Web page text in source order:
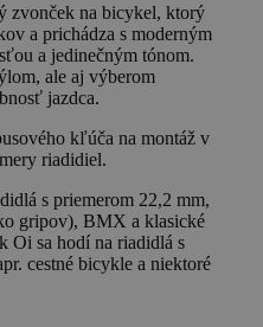
zvonček na bicykel, ktorý
a prichádza s moderným
a jedinečným tónom.
ale aj výberom
jazdca.
kľúča na montáž v
riadidiel.
s priemerom 22,2 mm,
gripov), BMX a klasické
Oi sa hodí na riadidlá s
cestné bicykle a niektoré